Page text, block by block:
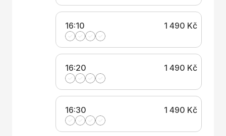
16:10 1 490 Kč
16:20 1 490 Kč
16:30 1 490 Kč